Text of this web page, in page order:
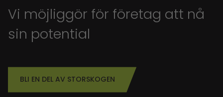
Vi möjliggör för företag att nå
sin potential
BLI EN DEL AV STORSKOGEN